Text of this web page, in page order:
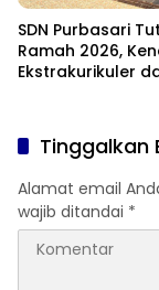
SDN Purbasari
Ramah 2026,
Ekstrakurikuler
Tinggalkan
Alamat email
wajib ditandai *